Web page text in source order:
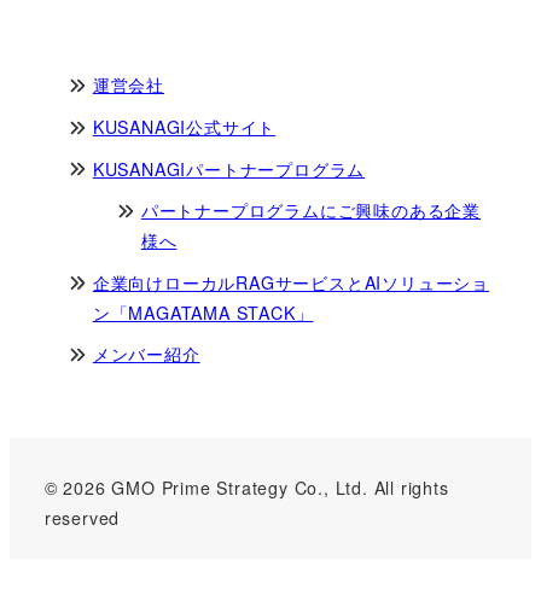
運営会社
KUSANAGI公式サイト
KUSANAGIパートナープログラム
パートナープログラムにご興味のある企業
様へ
企業向けローカルRAGサービスとAIソリューショ
ン「MAGATAMA STACK」
メンバー紹介
© 2026 GMO Prime Strategy Co., Ltd. All rights
reserved